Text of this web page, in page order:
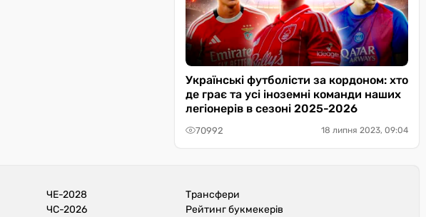
Українські футболісти за кордоном: хто
де грає та усі іноземні команди наших
легіонерів в сезоні 2025-2026
70992 18 липня 2023, 09:04
ЧЕ-2028
ЧС-2026
Трансфери
Рейтинг букмекерів